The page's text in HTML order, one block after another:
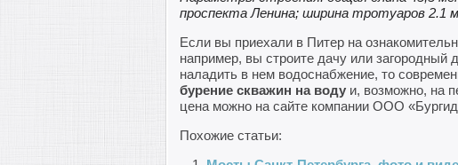
проспекта Ленина; ширина тротуаров 2.1
Если вы приехали в Питер на
например, вы строите дачу или
наладить в нем водоснабжение, то
бурение скважин на воду и, возможно, на
цена можно на сайте компании ООО
Похожие статьи: